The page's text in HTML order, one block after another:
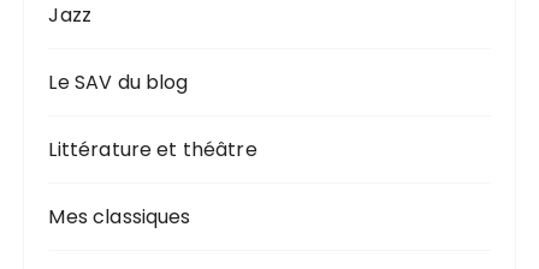
Jazz
Le SAV du blog
Littérature et théâtre
Mes classiques